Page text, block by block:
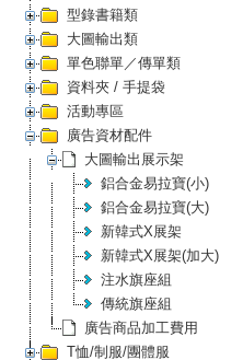
型錄書籍類
大圖輸出類
單色聯單／傳單類
資料夾 / 手提袋
活動專區
廣告資材配件
大圖輸出展示架
鋁合金易拉寶(小)
鋁合金易拉寶(大)
新韓式X展架
新韓式X展架(加大)
注水旗座組
傳統旗座組
廣告商品加工費用
T恤/制服/團體服